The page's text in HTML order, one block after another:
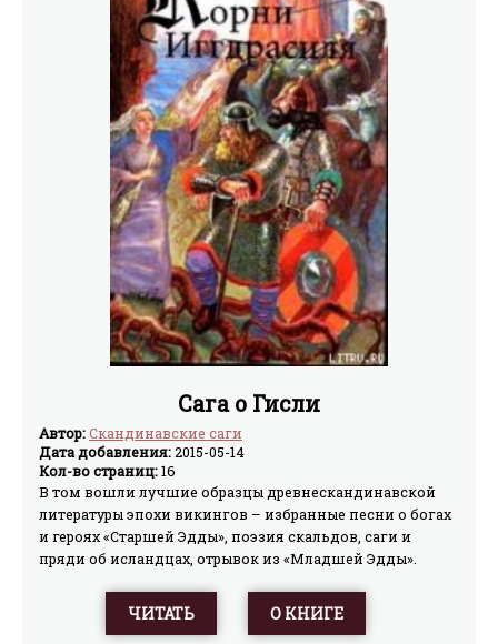
Сага о Гисли
Автор:Скандинавские саги
Дата добавления:2015-05-14
Кол-во страниц:16
В том вошли лучшие образцы древнескандинавской
литературы эпохи викингов – избранные песни о богах
и героях «Старшей Эдды», поэзия скальдов, саги и
пряди об исландцах, отрывок из «Младшей Эдды».
ЧИТАТЬ О КНИГЕ